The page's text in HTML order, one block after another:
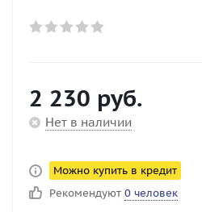
2 230 руб.
Нет в наличии
Можно купить в кредит
Рекомендуют 0 человек